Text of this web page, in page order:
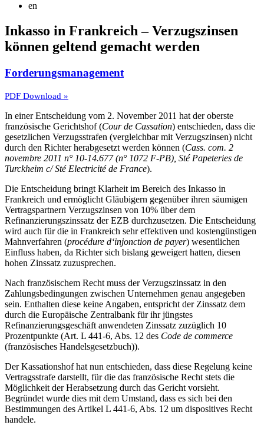
en
Inkasso in Frankreich – Verzugszinsen
können geltend gemacht werden
Forderungsmanagement
PDF Download »
In einer Entscheidung vom 2. November 2011 hat der oberste
französische Gerichtshof (Cour de Cassation) entschieden, dass die
gesetzlichen Verzugsstrafen (vergleichbar mit Verzugszinsen) nicht
durch den Richter herabgesetzt werden können (Cass. com. 2
novembre 2011 n° 10-14.677 (n° 1072 F-PB), Sté Papeteries de
Turckheim c/ Sté Electricité de France).
Die Entscheidung bringt Klarheit im Bereich des Inkasso in
Frankreich und ermöglicht Gläubigern gegenüber ihren säumigen
Vertragspartnern Verzugszinsen von 10% über dem
Refinanzierungszinssatz der EZB durchzusetzen. Die Entscheidung
wird auch für die in Frankreich sehr effektiven und kostengünstigen
Mahnverfahren (procédure d‘injonction de payer) wesentlichen
Einfluss haben, da Richter sich bislang geweigert hatten, diesen
hohen Zinssatz zuzusprechen.
Nach französischem Recht muss der Verzugszinssatz in den
Zahlungsbedingungen zwischen Unternehmen genau angegeben
sein. Enthalten diese keine Angaben, entspricht der Zinssatz dem
durch die Europäische Zentralbank für ihr jüngstes
Refinanzierungsgeschäft anwendeten Zinssatz zuzüglich 10
Prozentpunkte (Art. L 441-6, Abs. 12 des Code de commerce
(französisches Handelsgesetzbuch)).
Der Kassationshof hat nun entschieden, dass diese Regelung keine
Vertragsstrafe darstellt, für die das französische Recht stets die
Möglichkeit der Herabsetzung durch das Gericht vorsieht.
Begründet wurde dies mit dem Umstand, dass es sich bei den
Bestimmungen des Artikel L 441-6, Abs. 12 um dispositives Recht
handele.